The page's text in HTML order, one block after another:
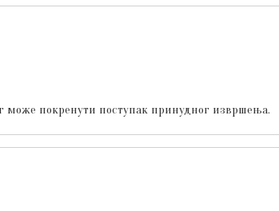
може покренути поступак принудног извршења.